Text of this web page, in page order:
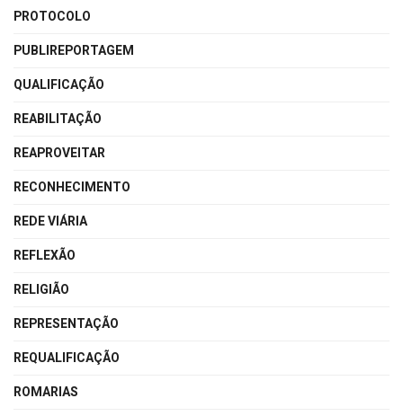
PROTOCOLO
PUBLIREPORTAGEM
QUALIFICAÇÃO
REABILITAÇÃO
REAPROVEITAR
RECONHECIMENTO
REDE VIÁRIA
REFLEXÃO
RELIGIÃO
REPRESENTAÇÃO
REQUALIFICAÇÃO
ROMARIAS